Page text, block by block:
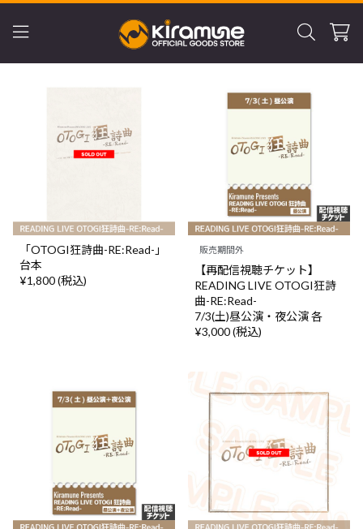
「OTOGI狂詩曲-RE:Read-」
台本
¥1,800 (税込)
販売期間外
【再配信視聴チケット】
READING LIVE OTOGI狂詩
曲-RE:Read-
7/3(土)昼公演・夜公演 各
¥3,000 (税込)